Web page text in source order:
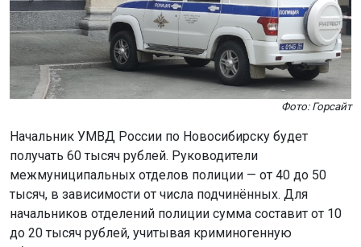
Фото: Горсайт
Начальник УМВД России по Новосибирску будет
получать 60 тысяч рублей. Руководители
межмуниципальных отделов полиции — от 40 до 50
тысяч, в зависимости от числа подчинённых. Для
начальников отделений полиции сумма составит от 10
до 20 тысяч рублей, учитывая криминогенную